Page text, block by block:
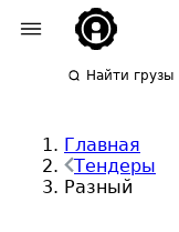
Найти грузы
Главная
Тендеры
Разный